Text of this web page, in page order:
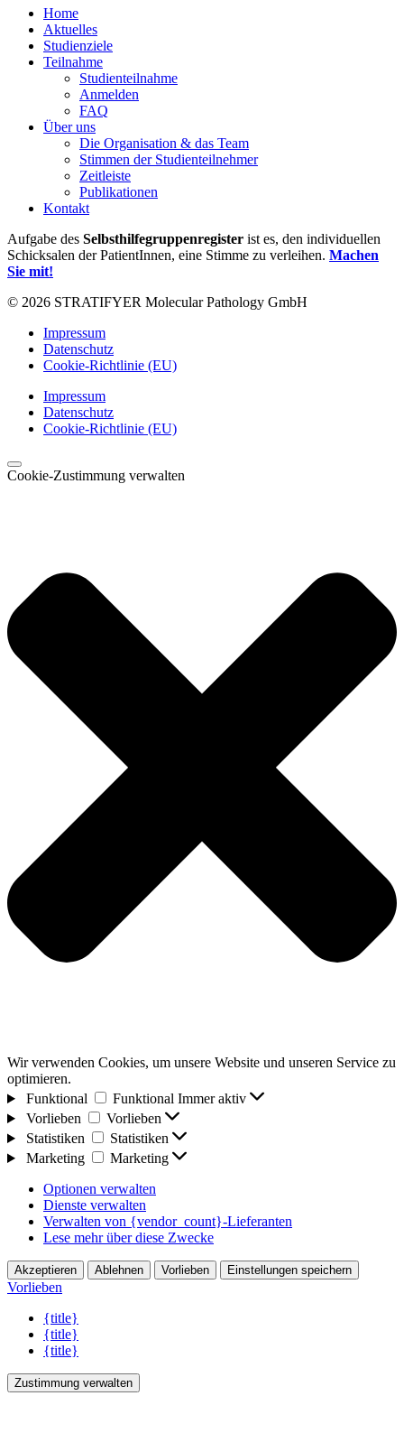
Home
Aktuelles
Studienziele
Teilnahme
Studienteilnahme
Anmelden
FAQ
Über uns
Die Organisation & das Team
Stimmen der Studienteilnehmer
Zeitleiste
Publikationen
Kontakt
Aufgabe des Selbsthilfegruppenregister ist es, den individuellen
Schicksalen der PatientInnen, eine Stimme zu verleihen. Machen
Sie mit!
© 2026 STRATIFYER Molecular Pathology GmbH
Impressum
Datenschutz
Cookie-Richtlinie (EU)
Impressum
Datenschutz
Cookie-Richtlinie (EU)
Cookie-Zustimmung verwalten
Wir verwenden Cookies, um unsere Website und unseren Service zu
optimieren.
Funktional
Funktional Immer aktiv
Vorlieben
Vorlieben
Statistiken
Statistiken
Marketing
Marketing
Optionen verwalten
Dienste verwalten
Verwalten von {vendor_count}-Lieferanten
Lese mehr über diese Zwecke
Akzeptieren Ablehnen Vorlieben Einstellungen speichern
Vorlieben
{title}
{title}
{title}
Zustimmung verwalten